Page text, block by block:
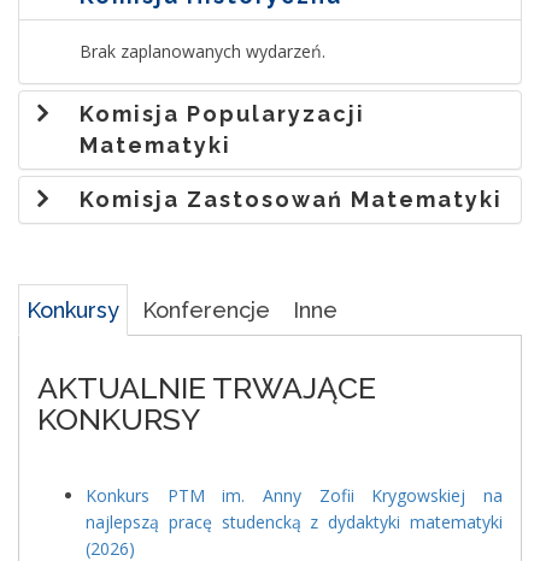
Brak zaplanowanych wydarzeń.
Komisja Popularyzacji
Matematyki
Komisja Zastosowań Matematyki
Konkursy Konferencje Inne
AKTUALNIE TRWAJĄCE
KONKURSY
Konkurs PTM im. Anny Zofii Krygowskiej na
najlepszą pracę studencką z dydaktyki matematyki
(2026)